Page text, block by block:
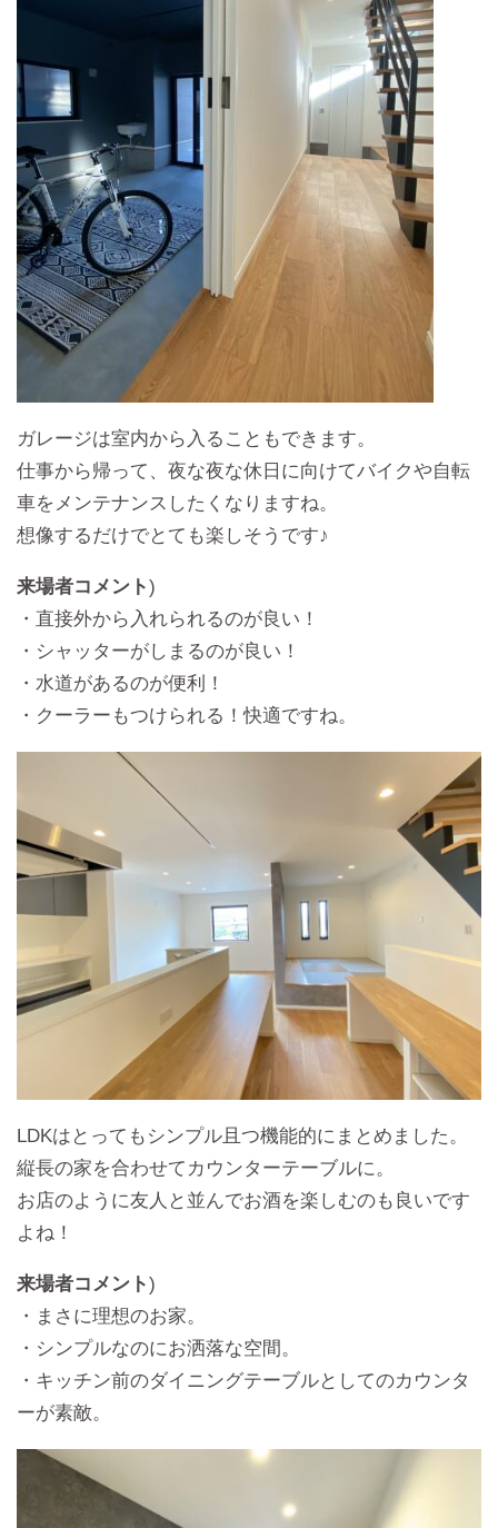
ガレージは室内から入ることもできます。
仕事から帰って、夜な夜な休日に向けてバイクや自転
車をメンテナンスしたくなりますね。
想像するだけでとても楽しそうです♪
来場者コメント)
・直接外から入れられるのが良い！
・シャッターがしまるのが良い！
・水道があるのが便利！
・クーラーもつけられる！快適ですね。
LDKはとってもシンプル且つ機能的にまとめました。
縦長の家を合わせてカウンターテーブルに。
お店のように友人と並んでお酒を楽しむのも良いです
よね！
来場者コメント)
・まさに理想のお家。
・シンプルなのにお洒落な空間。
・キッチン前のダイニングテーブルとしてのカウンタ
ーが素敵。